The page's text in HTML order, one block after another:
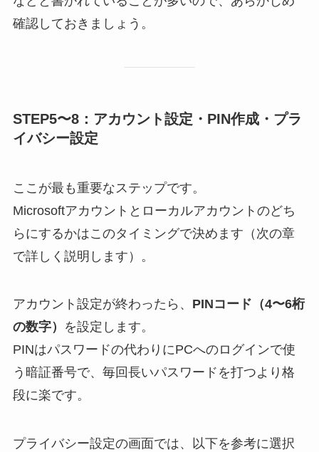
確認しておきましょう。
STEP5〜8：アカウント設定・PIN作成・プラ
イバシー設定
ここが最も重要なステップです。
Microsoftアカウントとローカルアカウントのどち
らにするかはこのタイミングで決めます（次の章
で詳しく説明します）。
アカウント設定が終わったら、 PINコード（4〜6桁
の数字）
を設定します。
PINはパスワードの代わりにPCへのログインで使
う暗証番号で、毎回長いパスワードを打つより格
段に楽です。
プライバシー設定の画面では、以下を参考に選択